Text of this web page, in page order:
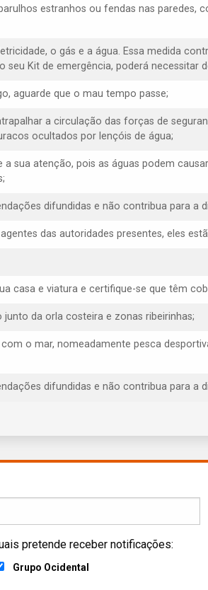
estranhos ou fendas nas paredes,
o gás e a água. Essa medida
seu Kit de emergência, poderá necessitar
aguarde que o mau tempo passe;
a circulação das forças de
ocultados por lençóis de água;
a sua atenção, pois as águas podem
difundidas e não contribua para a
das autoridades presentes, eles
casa e viatura e certifique-se que têm
junto da orla costeira e zonas ribeirinhas;
o mar, nomeadamente pesca
difundidas e não contribua para a
pretende receber notificações:
Grupo Ocidental